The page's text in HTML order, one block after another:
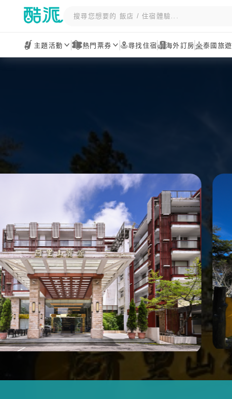
主題活動 熱門票券 尋找住宿 海外訂房 泰國旅遊